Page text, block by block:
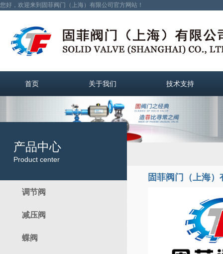
您好，欢迎来到固菲阀门（上海）有限公司官方网站！
首页 关于我们 技术支持
产品中心
Product center
调节阀
电动调节阀
气动调节阀
减压阀
蝶阀
固菲阀门（上海）